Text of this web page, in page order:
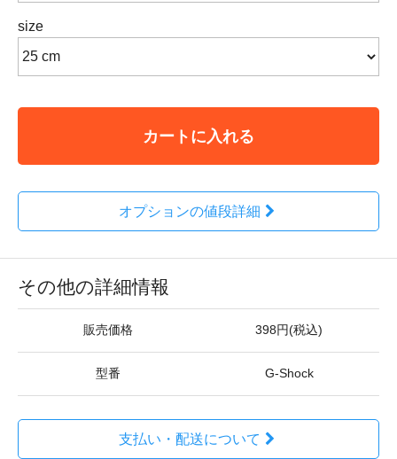
size
カートに入れる
オプションの値段詳細
その他の詳細情報
販売価格 398円(税込)
型番 G-Shock
支払い・配送について